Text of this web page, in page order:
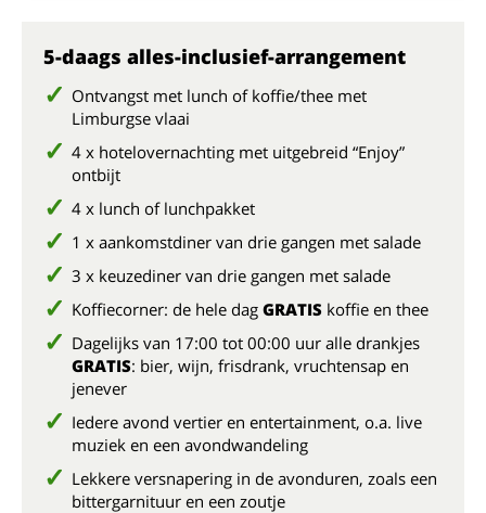
5-daags alles-inclusief-arrangement
Ontvangst met lunch of koffie/thee met
Limburgse vlaai
4 x hotelovernachting met uitgebreid “Enjoy”
ontbijt
4 x lunch of lunchpakket
1 x aankomstdiner van drie gangen met salade
3 x keuzediner van drie gangen met salade
Koffiecorner: de hele dag GRATIS koffie en thee
Dagelijks van 17:00 tot 00:00 uur alle drankjes
GRATIS: bier, wijn, frisdrank, vruchtensap en
jenever
Iedere avond vertier en entertainment, o.a. live
muziek en een avondwandeling
Lekkere versnapering in de avonduren, zoals een
bittergarnituur en een zoutje